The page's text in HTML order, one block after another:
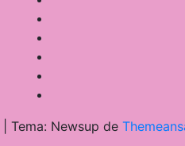
Tema: Newsup de